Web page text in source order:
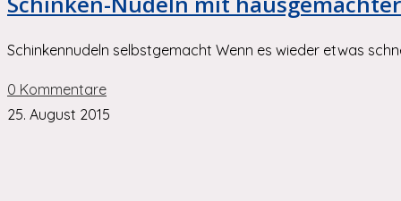
Schinkennudeln selbstgemacht Wenn es wieder etwas
0 Kommentare
25. August 2015